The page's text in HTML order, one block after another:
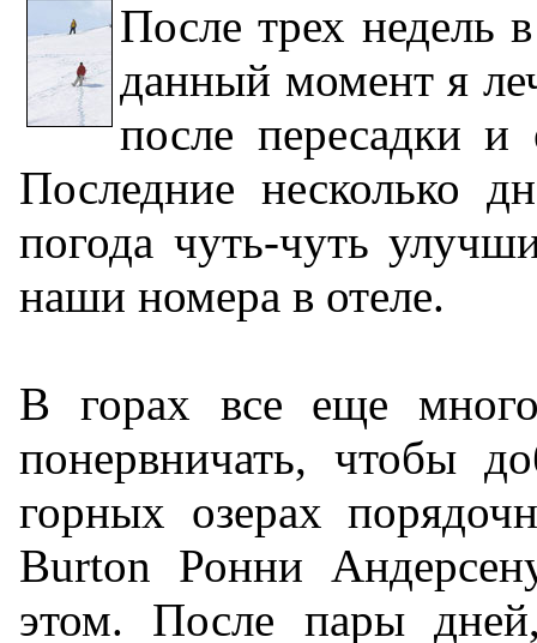
После трех недель
данный момент я
после пересадки
Последние несколько
погода чуть-чуть
наши номера в отеле.
В горах все еще
понервничать, чтобы
горных озерах
Burton Ронни
этом. После пары